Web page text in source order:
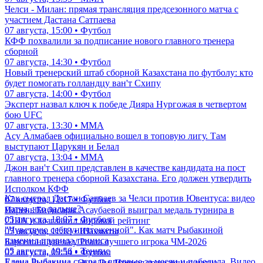
Челси - Милан: прямая трансляция предсезонного матча с
участием Дастана Сатпаева
07 августа, 15:00 • Футбол
КФФ похвалили за подписание нового главного тренера
сборной
07 августа, 14:30 • Футбол
Новый тренерский штаб сборной Казахстана по футболу: кто
будет помогать голландцу ван'т Схипу
07 августа, 14:00 • Футбол
Эксперт назвал ключ к победе Дияра Нургожая в четвертом
бою UFC
07 августа, 13:30 • ММА
Асу Алмабаев официально вошел в топовую лигу. Там
выступают Царукян и Белал
07 августа, 13:04 • ММА
Джон ван'т Схип представлен в качестве кандидата на пост
главного тренера сборной Казахстана. Его должен утвердить
Исполком КФФ
07 августа, 12:17 • Футбол
Парень Бибисары Асаубаевой выиграл медаль турнира в
США и возглавил мировой рейтинг
07 августа, 11:18 • Шахматы
Барселона увела у Реала лучшего игрока ЧМ-2026
07 августа, 09:54 • Футбол
Как сыграл Дастан Сатпаев за Челси против Ювентуса: видео
матча, что дальше?
05 августа, 18:07 • Футбол
"Чувствую себя уничтоженной". Как матч Рыбакиной
изменил правила тенниса
05 августа, 19:56 • Теннис